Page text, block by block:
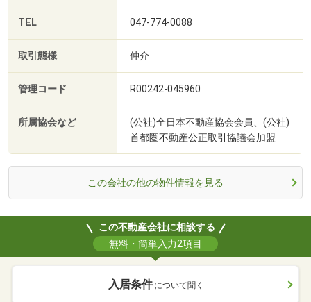
TEL 047-774-0088
取引態様 仲介
管理コード R00242-045960
所属協会など
(公社)全日本不動産協会会員、(公社)
首都圏不動産公正取引協議会加盟
この会社の他の物件情報を見る
この不動産会社に相談する
無料・簡単入力2項目
入居条件 について聞く